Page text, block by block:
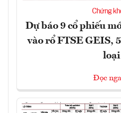
Chứng
Dự báo 9 cổ phiếu
vào rổ FTSE GEIS,
loại
Đọc